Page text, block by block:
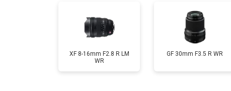
XF 8-16mm F2.8 R LM
WR
GF 30mm F3.5 R WR